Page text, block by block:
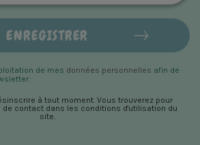
à tout moment. Vous trouverez pour
contact dans les conditions d'utilisation du
site.
de mes données personnelles afin de